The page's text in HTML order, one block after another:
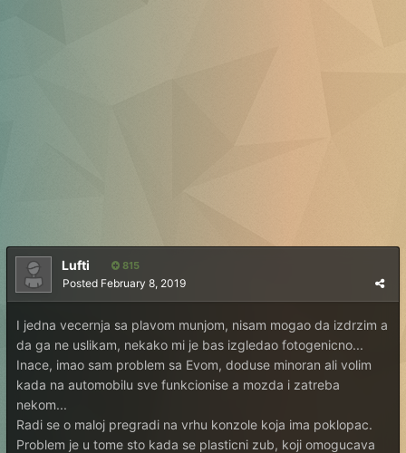
Lufti 815
Posted February 8, 2019
I jedna vecernja sa plavom munjom, nisam mogao da izdrzim a
da ga ne uslikam, nekako mi je bas izgledao fotogenicno...
Inace, imao sam problem sa Evom, doduse minoran ali volim
kada na automobilu sve funkcionise a mozda i zatreba
nekom...
Radi se o maloj pregradi na vrhu konzole koja ima poklopac.
Problem je u tome sto kada se plasticni zub, koji omogucava